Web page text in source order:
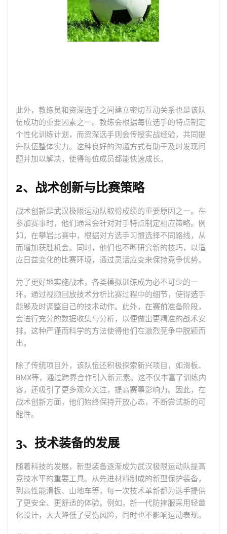
此外，教练员和资深选手之间建立密切互动关系也是该队
伍成功的重要因素之一。教练会根据每位选手的特点制定
个性化训练计划，而资深选手则会传授实战经验，共同提
升队伍整体实力。这种良好的沟通方式有助于及时发现问
题并加以解决，使得每位成员都能快速成长。
2、战术创新与比赛策略
战术创新是武汉极限运动队取得成绩的重要原因之一。在
参加赛事时，他们通常会针对对手特点制定相应策略。例
如，在攀岩比赛中，根据对方选手习惯选择不同路线，从
而增加获胜机会。同时，他们也不断研究新的技巧，以适
应日益变化的比赛环境，通过灵活应变来保持竞争优势。
为了更好地实施战术，各类模拟训练成为必不可少的一
环。通过视频回放技术分析比赛过程中的细节，使得选手
能够及时调整自己的技术动作。此外，在赛前准备阶段，
会进行充分的数据收集与分析，以便做出更精准的战术安
排。这种严谨而科学的方法使得他们在激烈竞争中脱颖而
出。
除了传统项目外，该队伍还积极探索新兴项目，如滑板、
BMX等，通过跨界合作引入新元素。这不仅丰富了训练内
容，还吸引了更多观众关注，提高赛事影响力。因此，在
战术创新方面，他们始终保持开放心态，不断尝试新的可
能性。
3、技术装备的发展
随着科技的发展，新型装备逐渐成为武汉极限运动队提高
竞技水平的重要工具。从先进材料制成的新型保护装备，
到高性能滑板、山地车等，每一次技术革新都为选手提供
了更安全、更舒适的体验。例如，新一代防摔服采用轻量
化设计，大大降低了受伤风险，同时也不影响运动表现。